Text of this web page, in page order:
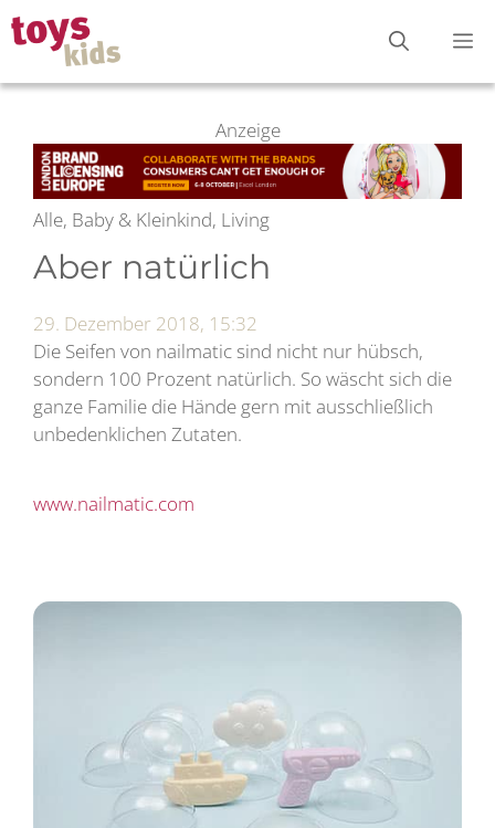
Zum
Inhalt
springen
Anzeige
Alle, Baby & Kleinkind, Living
Aber natürlich
29. Dezember 2018, 15:32
Die Seifen von nailmatic sind nicht nur hübsch,
sondern 100 Prozent natürlich. So wäscht sich die
ganze Familie die Hände gern mit ausschließlich
unbedenklichen Zutaten.
www.nailmatic.com